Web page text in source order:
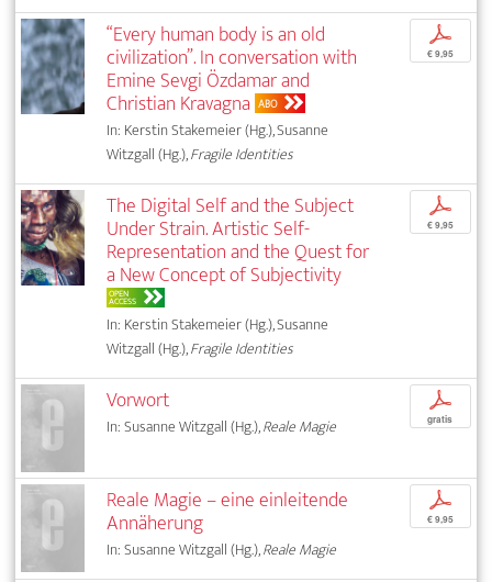
“Every human body is an old
civilization”. In conversation with
Emine Sevgi Özdamar and
Christian Kravagna ABO
In: Kerstin Stakemeier (Hg.), Susanne
Witzgall (Hg.),Fragile Identities
p
€ 9,95
The Digital Self and the Subject
Under Strain. Artistic Self-
Representation and the Quest for
a New Concept of Subjectivity
OPEN
ACCESS
In: Kerstin Stakemeier (Hg.), Susanne
Witzgall (Hg.),Fragile Identities
p
€ 9,95
Vorwort
In: Susanne Witzgall (Hg.),Reale Magie
p
gratis
Reale Magie – eine einleitende
Annäherung
In: Susanne Witzgall (Hg.),Reale Magie
p
€ 9,95